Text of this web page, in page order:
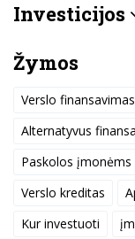
Investicijos
Žymos
Verslo finansavimas
Alternatyvus
Paskolos įmonėms
Verslo kreditas
Kur investuoti